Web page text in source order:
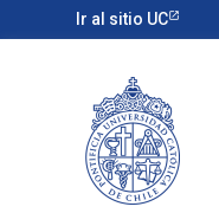
Ir al sitio UC
al